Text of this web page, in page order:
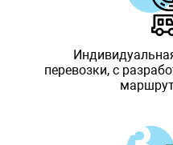
перевозки, с